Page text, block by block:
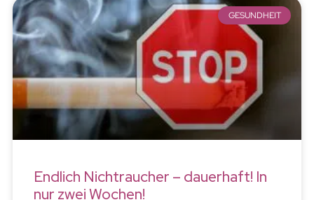
GESUNDHEIT
Endlich Nichtraucher – dauerhaft! In
nur zwei Wochen!